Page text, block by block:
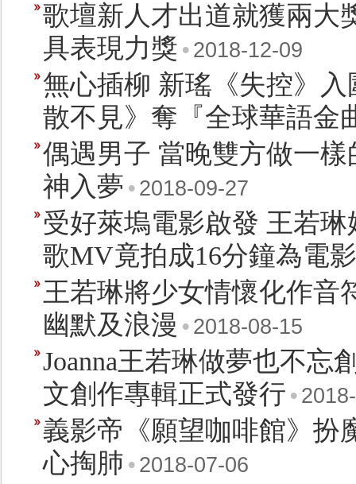
歌壇新人才出道就獲兩大
具表現力獎 • 2018-12-09
無心插柳 新瑤《失控》
散不見》奪『全球華語金
偶遇男子 當晚雙方做一
神入夢 • 2018-09-27
受好萊塢電影啟發 王若
歌MV竟拍成16分鐘為電影
王若琳將少女情懷化作音
幽默及浪漫 • 2018-08-15
Joanna王若琳做夢也不忘
文創作專輯正式發行 •
義影帝《願望咖啡館》扮
心掏肺 • 2018-07-06